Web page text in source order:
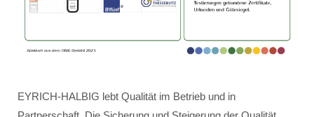
EYRICH-HALBIG lebt Qualität im Betrieb und in